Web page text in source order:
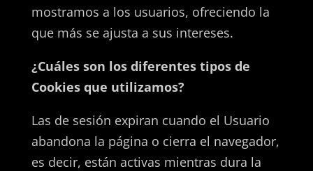
mostramos a los usuarios, ofreciendo la
que más se ajusta a sus intereses.
¿Cuáles son los diferentes tipos de
Cookies que utilizamos?
Las de sesión expiran cuando el Usuario
abandona la página o cierra el navegador,
es decir, están activas mientras dura la